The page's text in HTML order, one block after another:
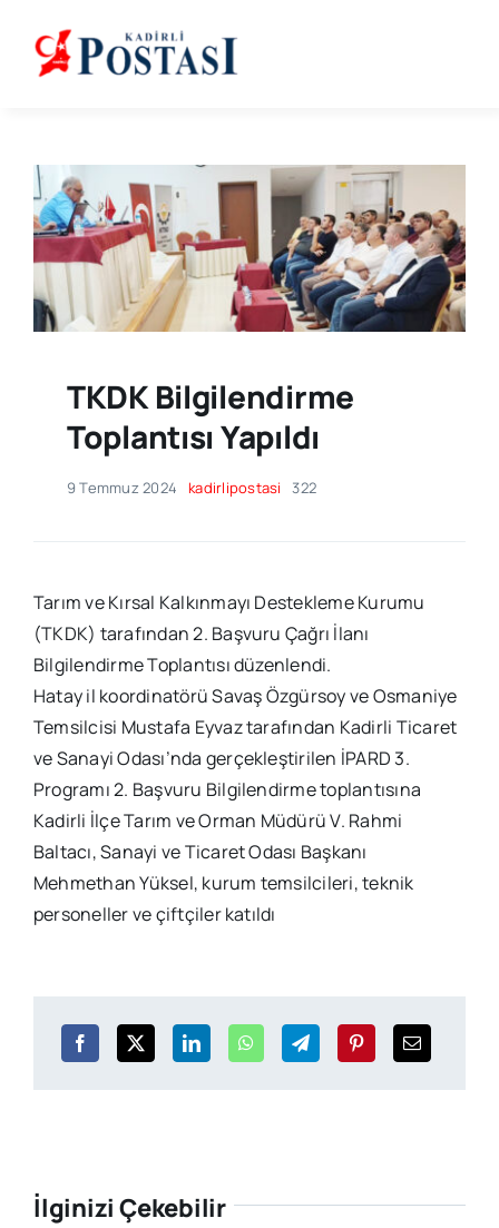
content
TKDK Bilgilendirme
Toplantısı Yapıldı
9 Temmuz 2024 kadirlipostasi 322
Tarım ve Kırsal Kalkınmayı Destekleme Kurumu
(TKDK) tarafından 2. Başvuru Çağrı İlanı
Bilgilendirme Toplantısı düzenlendi.
Hatay il koordinatörü Savaş Özgürsoy ve Osmaniye
Temsilcisi Mustafa Eyvaz tarafından Kadirli Ticaret
ve Sanayi Odası’nda gerçekleştirilen İPARD 3.
Programı 2. Başvuru Bilgilendirme toplantısına
Kadirli İlçe Tarım ve Orman Müdürü V. Rahmi
Baltacı, Sanayi ve Ticaret Odası Başkanı
Mehmethan Yüksel, kurum temsilcileri, teknik
personeller ve çiftçiler katıldı
İlginizi Çekebilir